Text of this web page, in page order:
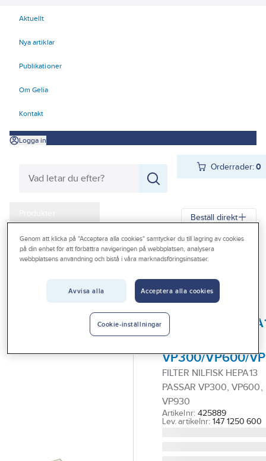
Aktuellt
Nya artiklar
Publikationer
Om Gelia
Kontakt
Logga in
Orderrader:0
Kampanjer
Outlet
Beställ direkt
Gelia Produkter
Verktyg & Maskiner
Elhandverktyg och maskiner
Damm - Grovsugare - Utsugning
Tillbehör till damm - grovsugare - utsugning
Filter Nilfisk
till
VP300/VP600/
FILTER NILFISK HEPA13
PASSAR VP300, VP600,
VP930
Artikelnr: 425889
Lev. artikelnr: 147 1250 600
Genom att klicka på "Acceptera alla cookies" samtycker du till lagring av cookies
på din enhet för att förbättra navigeringen på webbplatsen, analysera
webbplatsens användning och bistå i våra marknadsföringsinsatser.
Avvisa alla Acceptera alla cookies
Cookie-inställningar